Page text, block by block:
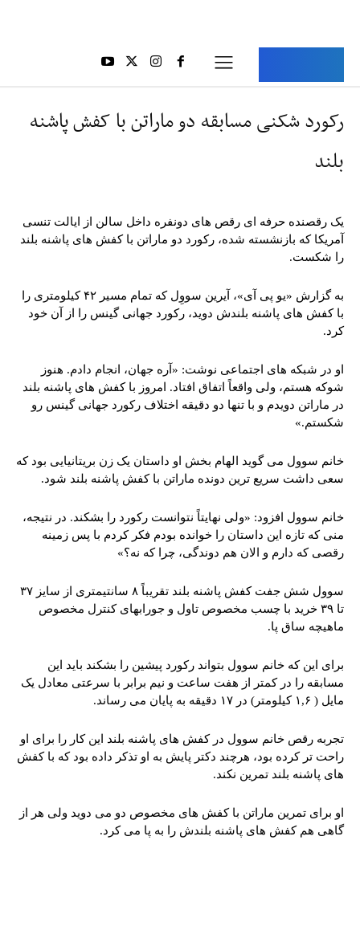
رکورد شکنی مسابقه دو ماراتن با کفش پاشنه
بلند
یک رقصنده حرفه ای رقص های دونفره داخل سالن از ایالت تنسی
آمریکا که بازنشسته شده، رکورد دو ماراتن با کفش های پاشنه بلند
را شکست.
به گزارش «یو پی آی»، آیرین سووِل که تمام مسیر ۴۲ کیلومتری را
با کفش های پاشنه بلندش دوید، رکورد جهانی گینس را از آن خود
کرد.
او در شبکه های اجتماعی نوشت: «آره جهان، انجام دادم. هنوز
شوکه هستم، ولی واقعاً اتفاق افتاد. امروز با کفش های پاشنه بلند
در ماراتن دویدم و با تنها دو دقیقه اختلاف رکورد جهانی گینس رو
شکستم.»
خانم سوول می گوید الهام بخش او داستان یک زن بریتانیایی بود که
سعی داشت سریع ترین دونده ماراتن با کفش پاشنه بلند شود.
خانم سوول افزود: «ولی نهایتاً نتوانست رکورد را بشکند. در نتیجه،
منی که تازه این داستان را خوانده بودم فکر کردم با پس زمینه
رقصی که دارم و الان هم دوندگی، چرا که نه؟»
سوول شش جفت کفش پاشنه بلند تقریباً ۸ سانتیمتری از سایز ۳۷
تا ۳۹ خرید با چسب مخصوص تاول و جورابهای کنترل مخصوص
ماهیچه ساق پا.
برای این که خانم سوول بتواند رکورد پیشین را بشکند باید این
مسابقه را در کمتر از هفت ساعت و نیم برابر با سرعتی معادل یک
مایل ( ۱,۶ کیلومتر) در ۱۷ دقیقه به پایان می رساند.
تجربه رقص خانم سوول در کفش های پاشنه بلند این کار را برای او
راحت تر کرده بود، هرچند دکتر پایش به او تذکر داده بود که با کفش
های پاشنه بلند تمرین نکند.
او برای تمرین ماراتن با کفش های مخصوص دو می دوید ولی هر از
گاهی هم کفش های پاشنه بلندش را به پا می کرد.